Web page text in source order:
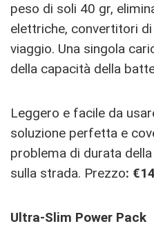
peso di soli 40 gr,
elettriche, convertitori
viaggio. Una singola
della capacità della
Leggero e facile da
soluzione perfetta e
problema di durata
sulla strada. Prezzo:
Ultra-Slim Power Pack